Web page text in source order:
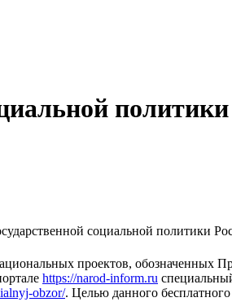
социальной политики
проектов,
https://narod-inform.ru
obzor/. Целью данного